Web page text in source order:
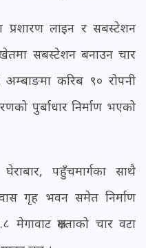
लाइन र सबस्टेशन
सबस्टेशन बनाउन चार
अम्बाङमा करिब ९० रोपनी
पुर्बाधार निर्माण भएको
पहुँचमार्गका साथै
गृह भवन समेत निर्माण
क्षमताको चार वटा